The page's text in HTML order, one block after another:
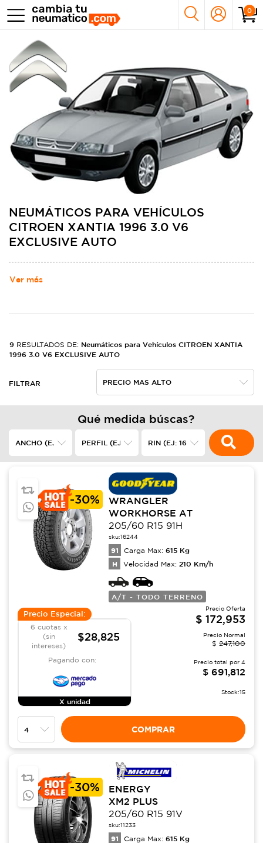
0
NEUMÁTICOS PARA VEHÍCULOS
CITROEN XANTIA 1996 3.0 V6
EXCLUSIVE AUTO
Ver más
9 RESULTADOS DE: Neumáticos para Vehículos CITROEN XANTIA
1996 3.0 V6 EXCLUSIVE AUTO
FILTRAR
Qué medida búscas?
-30%
WRANGLER
WORKHORSE AT
205/60 R15 91H
sku:16244
91 Carga Max: 615 Kg
H Velocidad Max: 210 Km/h
A/T - TODO TERRENO
Precio Especial:
6 cuotas x
(sin
intereses)
$28,825
Pagando con:
X unidad
Precio Oferta
$ 172,953
Precio Normal
$ 247,100
Precio total por 4
$ 691,812
Stock:15
COMPRAR
-30%
ENERGY
XM2 PLUS
205/60 R15 91V
sku:11233
91 Carga Max: 615 Kg